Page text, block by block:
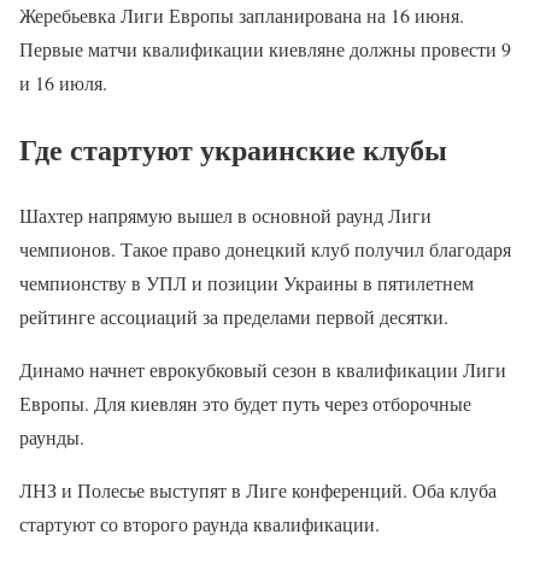
Жеребьевка Лиги Европы запланирована на 16 июня.
Первые матчи квалификации киевляне должны провести 9
и 16 июля.
Где стартуют украинские клубы
Шахтер напрямую вышел в основной раунд Лиги
чемпионов. Такое право донецкий клуб получил благодаря
чемпионству в УПЛ и позиции Украины в пятилетнем
рейтинге ассоциаций за пределами первой десятки.
Динамо начнет еврокубковый сезон в квалификации Лиги
Европы. Для киевлян это будет путь через отборочные
раунды.
ЛНЗ и Полесье выступят в Лиге конференций. Оба клуба
стартуют со второго раунда квалификации.